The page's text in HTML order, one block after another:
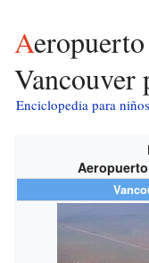
Aeropuerto Internacional de
Vancouver
Enciclopedia para niños